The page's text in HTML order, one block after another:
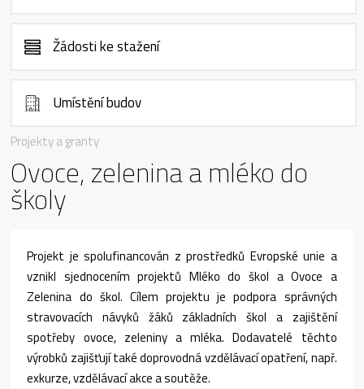
Projekty a granty
Ovoce, zelenina a mléko do
školy
Projekt je spolufinancován z prostředků Evropské unie a
vznikl sjednocením projektů Mléko do škol a Ovoce a
Zelenina do škol. Cílem projektu je podpora správných
stravovacích návyků žáků základních škol a zajištění
spotřeby ovoce, zeleniny a mléka. Dodavatelé těchto
výrobků zajišťují také doprovodná vzdělávací opatření, např.
exkurze, vzdělávací akce a soutěže.
Žádosti ke stažení
Umístění budov